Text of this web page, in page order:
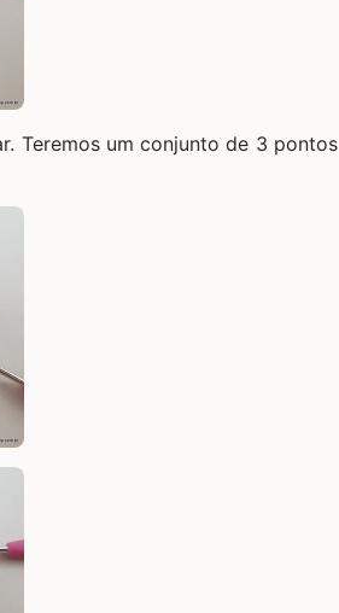
Teremos um conjunto de 3 pontos